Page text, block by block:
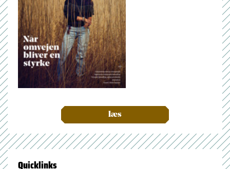
læs
Quicklinks